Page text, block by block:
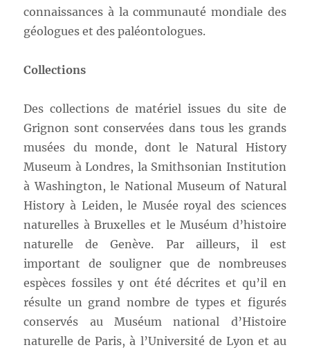
connaissances à la communauté mondiale des
géologues et des paléontologues.
Collections
Des collections de matériel issues du site de
Grignon sont conservées dans tous les grands
musées du monde, dont le Natural History
Museum à Londres, la Smithsonian Institution
à Washington, le National Museum of Natural
History à Leiden, le Musée royal des sciences
naturelles à Bruxelles et le Muséum d’histoire
naturelle de Genève. Par ailleurs, il est
important de souligner que de nombreuses
espèces fossiles y ont été décrites et qu’il en
résulte un grand nombre de types et figurés
conservés au Muséum national d’Histoire
naturelle de Paris, à l’Université de Lyon et au